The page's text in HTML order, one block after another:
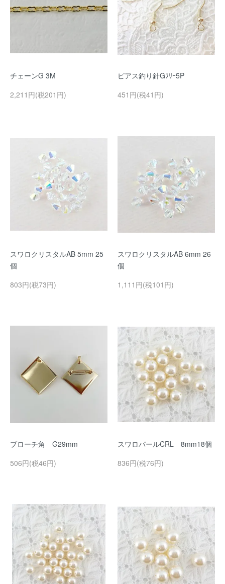
チェーンG 3M
2,211円(税201円)
ピアス釣り針Gﾌﾘｰ5P
451円(税41円)
スワロクリスタルAB 5mm 25
個
803円(税73円)
スワロクリスタルAB 6mm 26
個
1,111円(税101円)
ブローチ角 G29mm
506円(税46円)
スワロパールCRL 8mm18個
836円(税76円)